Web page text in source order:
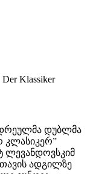
Klassiker
დუბლმა
კლასიკერ”
ლევანდოვსკიმ
ადგილზე